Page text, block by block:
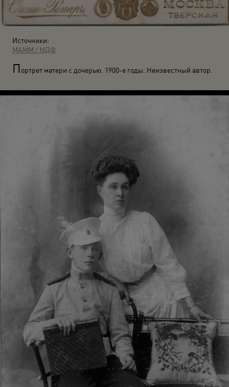
Источники:
МАММ / МДФ
Портрет матери с дочерью. 1900-е годы. Неизвестный автор.